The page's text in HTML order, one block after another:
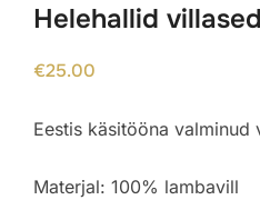
Helehallid
€25.00
Eestis käsitööna valminud
Materjal: 100% lambavill